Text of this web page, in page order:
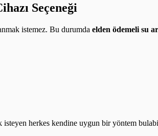
Seçeneği
istemez. Bu durumda elden ödemeli su
isteyen herkes kendine uygun bir yöntem